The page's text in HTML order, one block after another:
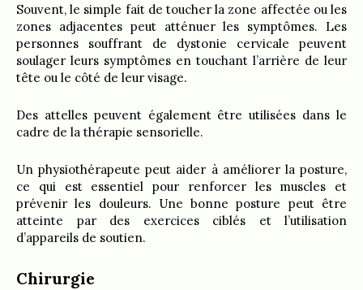
Souvent, le simple fait de toucher la zone affectée ou les
zones adjacentes peut atténuer les symptômes. Les
personnes souffrant de dystonie cervicale peuvent
soulager leurs symptômes en touchant l’arrière de leur
tête ou le côté de leur visage.
Des attelles peuvent également être utilisées dans le
cadre de la thérapie sensorielle.
Un physiothérapeute peut aider à améliorer la posture,
ce qui est essentiel pour renforcer les muscles et
prévenir les douleurs. Une bonne posture peut être
atteinte par des exercices ciblés et l’utilisation
d’appareils de soutien.
Chirurgie